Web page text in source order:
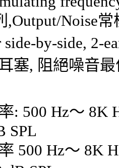
,Output/Noise常
side-by-side, 2-
塞, 阻絕噪音
: 500 Hz～ 8K
SPL
500 Hz～ 8K